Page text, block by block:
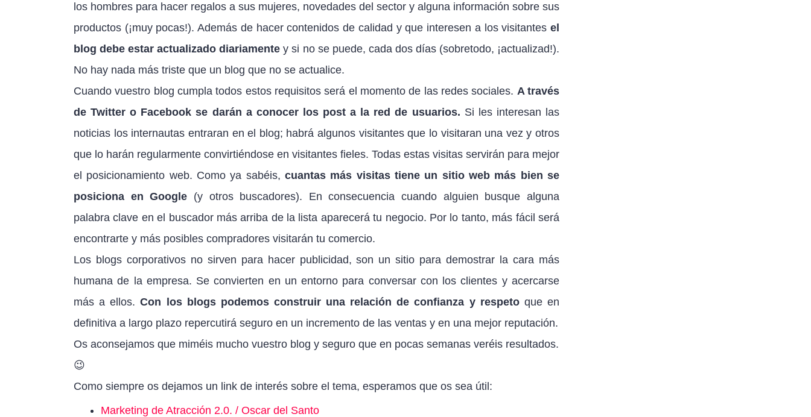
los hombres para hacer regalos a sus mujeres, novedades del sector y alguna información sobre sus
productos (¡muy pocas!). Además de hacer contenidos de calidad y que interesen a los visitantes el
blog debe estar actualizado diariamente y si no se puede, cada dos días (sobretodo, ¡actualizad!).
No hay nada más triste que un blog que no se actualice.
Cuando vuestro blog cumpla todos estos requisitos será el momento de las redes sociales. A través
de Twitter o Facebook se darán a conocer los post a la red de usuarios. Si les interesan las
noticias los internautas entraran en el blog; habrá algunos visitantes que lo visitaran una vez y otros
que lo harán regularmente convirtiéndose en visitantes fieles. Todas estas visitas servirán para mejor
el posicionamiento web. Como ya sabéis, cuantas más visitas tiene un sitio web más bien se
posiciona en Google (y otros buscadores). En consecuencia cuando alguien busque alguna
palabra clave en el buscador más arriba de la lista aparecerá tu negocio. Por lo tanto, más fácil será
encontrarte y más posibles compradores visitarán tu comercio.
Los blogs corporativos no sirven para hacer publicidad, son un sitio para demostrar la cara más
humana de la empresa. Se convierten en un entorno para conversar con los clientes y acercarse
más a ellos.Con los blogs podemos construir una relación de confianza y respetoque en
definitiva a largo plazo repercutirá seguro en un incremento de las ventas y en una mejor reputación.
Os aconsejamos que miméis mucho vuestro blog y seguro que en pocas semanas veréis resultados.
😉
Como siempre os dejamos un link de interés sobre el tema, esperamos que os sea útil:
Marketing de Atracción 2.0. / Oscar del Santo